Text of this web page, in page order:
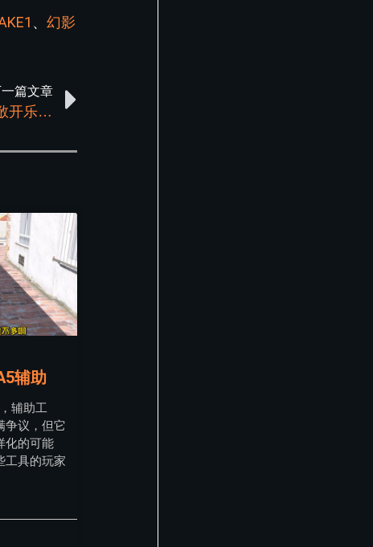
、 幻影
篇文章
GTA5线上正版辅助工具指南：玩转模组，敞开乐趣的大门
辅助
辅助工
争议，但它
化的可能
工具的玩家